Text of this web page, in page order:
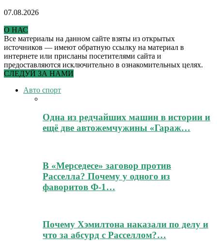
07.08.2026
О НАС
Все материалы на данном сайте взяты из открытых
источников — имеют обратную ссылку на материал в
интернете или присланы посетителями сайта и
предоставляются исключительно в ознакомительных целях.
СЛЕДУЙ ЗА НАМИ
Авто спорт
Одна из редчайших машин в истории и
ещё две автожемчужины «Гараж…
В «Мерседесе» заговор против
Расселла? Почему у одного из
фаворитов Ф-1…
Почему Хэмилтона наказали по делу и
что за абсурд с Расселлом?…